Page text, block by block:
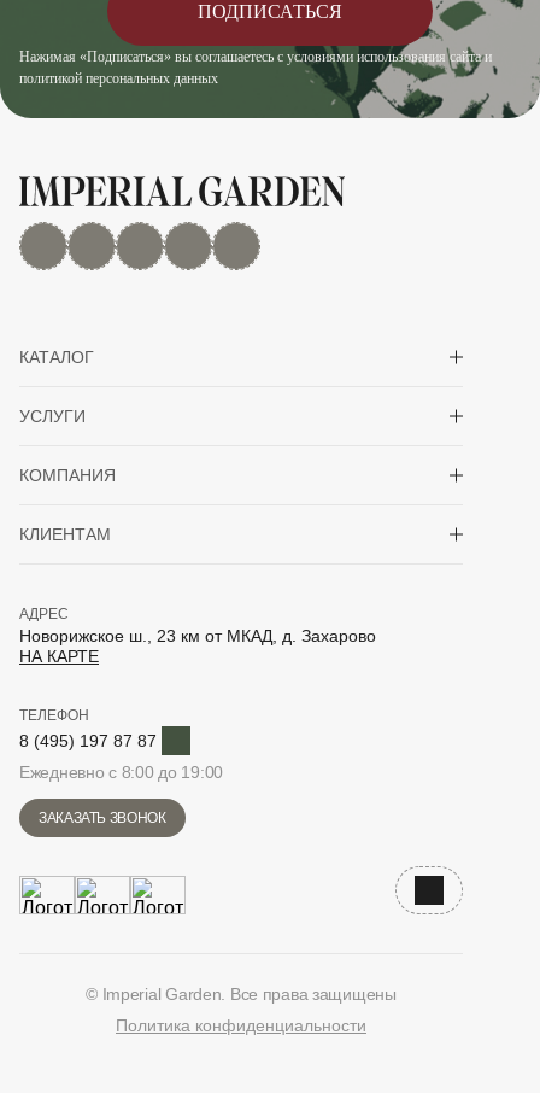
Нажимая «Подписаться» вы соглашаетесь с условиями использования сайта и
политикой персональных данных
ПОДПИСАТЬСЯ
MAX Дзен YouTuberutubeTelegram
КАТАЛОГ
УСЛУГИ
КОМПАНИЯ
КЛИЕНТАМ
АДРЕС
Новорижское ш., 23 км от МКАД, д. Захарово
НА КАРТЕ
ТЕЛЕФОН
8 (495) 197 87 87
Ежедневно с 8:00 до 19:00
ЗАКАЗАТЬ ЗВОНОК
Наверх
© Imperial Garden. Все права защищены
Политика конфиденциальности